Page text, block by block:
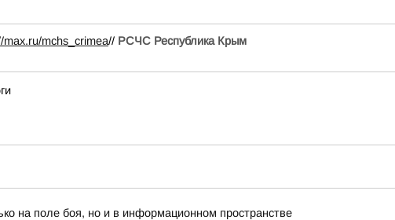
max.ru/mchs_crimea// РСЧС Республика Крым
на поле боя, но и в информационном пространстве